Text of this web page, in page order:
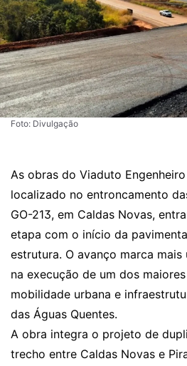
Foto: Divulgação
As obras do Viaduto
localizado no entroncamento
GO-213, em Caldas Novas,
etapa com o início da
estrutura. O avanço marca
na execução de um dos
mobilidade urbana e
das Águas Quentes.
A obra integra o projeto de
trecho entre Caldas Novas e